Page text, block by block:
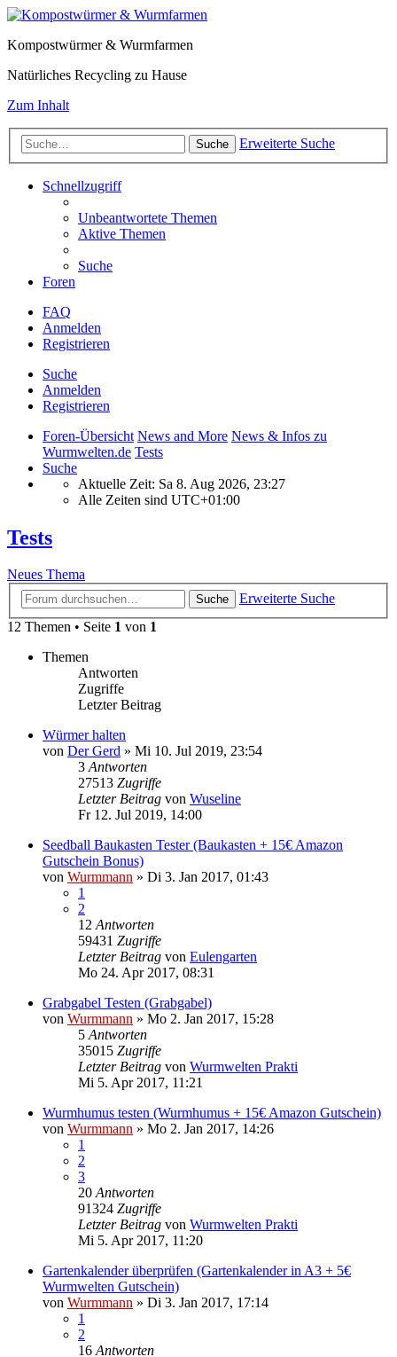
Kompostwürmer & Wurmfarmen
Natürliches Recycling zu Hause
Zum Inhalt
Suche Erweiterte Suche
Schnellzugriff
Unbeantwortete Themen
Aktive Themen
Suche
Foren
FAQ
Anmelden
Registrieren
Suche
Anmelden
Registrieren
Foren-Übersicht News and More News & Infos zu
Wurmwelten.de Tests
Suche
Aktuelle Zeit: Sa 8. Aug 2026, 23:27
Alle Zeiten sind UTC+01:00
Tests
Neues Thema
Suche
Erweiterte Suche
12 Themen • Seite 1 von 1
Themen
Antworten
Zugriffe
Letzter Beitrag
Würmer halten
von Der Gerd » Mi 10. Jul 2019, 23:54
3 Antworten
27513 Zugriffe
Letzter Beitrag von Wuseline
Fr 12. Jul 2019, 14:00
Seedball Baukasten Tester (Baukasten + 15€ Amazon
Gutschein Bonus)
von Wurmmann » Di 3. Jan 2017, 01:43
1
2
12 Antworten
59431 Zugriffe
Letzter Beitrag von Eulengarten
Mo 24. Apr 2017, 08:31
Grabgabel Testen (Grabgabel)
von Wurmmann » Mo 2. Jan 2017, 15:28
5 Antworten
35015 Zugriffe
Letzter Beitrag von Wurmwelten Prakti
Mi 5. Apr 2017, 11:21
Wurmhumus testen (Wurmhumus + 15€ Amazon Gutschein)
von Wurmmann » Mo 2. Jan 2017, 14:26
1
2
3
20 Antworten
91324 Zugriffe
Letzter Beitrag von Wurmwelten Prakti
Mi 5. Apr 2017, 11:20
Gartenkalender überprüfen (Gartenkalender in A3 + 5€
Wurmwelten Gutschein)
von Wurmmann » Di 3. Jan 2017, 17:14
1
2
16 Antworten